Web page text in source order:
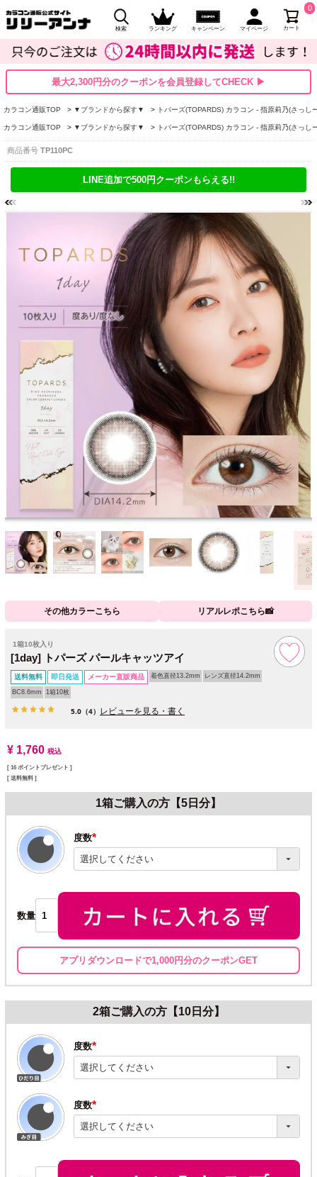
検索 ランキング キャンペーン マイページ カート
0
最大2,300円分のクーポンを会員登録してCHECK ▶
カラコン通販TOP ▼ブランドから探す▼ トパーズ(TOPARDS) カラコン - 指原莉乃(さっし
カラコン通販TOP ▼ブランドから探す▼ トパーズ(TOPARDS) カラコン - 指原莉乃(さっし
商品番号 TP110PC
LINE追加で500円クーポンもらえる!!
その他カラーこちら リアルレポこちら📸
1箱10枚入り
[1day] トパーズ パールキャッツアイ
送料無料 即日発送 メーカー直販商品 着色直径13.2mm レンズ直径14.2mm
BC8.6mm 1箱10枚
5.0 （4） レビューを見る・書く
¥ 1,760 税込
[ 16 ポイントプレゼント ]
送料無料
1箱ご購入の方【5日分】
度数
(必
須)
数量
アプリダウンロードで1,000円分のクーポンGET
2箱ご購入の方【10日分】
度数
(必
須)
度数
(必
須)